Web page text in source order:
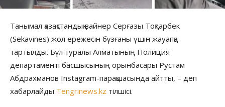
Танымал қазақстандық вайнер Серғазы Тоқтарбек
(Sekavines) жол ережесін бұзғаны үшін жауапқа
тартылды. Бұл туралы Алматының Полиция
департаменті басшысының орынбасары Рустам
Абдрахманов Instagram-парақшасында айтты, – деп
хабарлайды Tengrinews.kz тілшісі.